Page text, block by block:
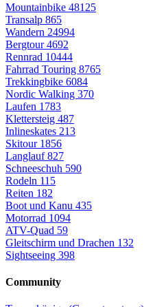
Mountainbike 48125
Transalp 865
Wandern 24994
Bergtour4692
Rennrad 10444
Fahrrad Touring 8765
Trekkingbike 6084
Nordic Walking 370
Laufen 1783
Klettersteig 487
Inlineskates 213
Skitour 1856
Langlauf827
Schneeschuh 590
Rodeln 115
Reiten 182
Boot und Kanu 435
Motorrad 1094
ATV-Quad 59
Gleitschirm und Drachen 132
Sightseeing 398
Community